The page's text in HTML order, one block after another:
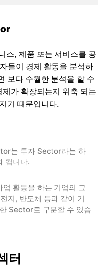
스, 제품 또는 서비스를 공
들이 경제 활동을 분석하
보다 수월한 분석을 할 수
가 확장되는지 위축 되는
기 때문입니다.
는 투자 Sector라는 하
됩니다.
활동을 하는 기업의 그
지, 반도체 등과 같이 기
Sector로 구분할 수 있습
터